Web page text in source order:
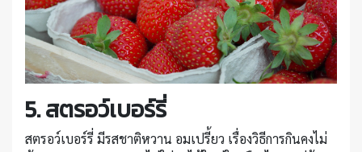
5. สตรอว์เบอร์รี่
สตรอว์เบอร์รี่ มีรสชาติหวาน อมเปรี้ยว เรื่องวิธีการกินคงไม่